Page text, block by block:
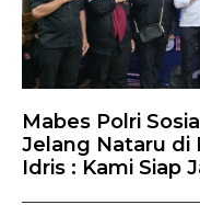
Mabes Polri
Jelang Nataru di
Idris : Kami Siap